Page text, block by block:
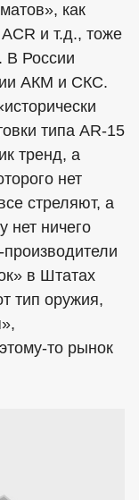
как
и т.д., тоже
В России
АКМ и СКС.
типа AR-15
тренд, а
нет
стреляют, а
нет ничего
в Штатах
тип оружия,
то рынок